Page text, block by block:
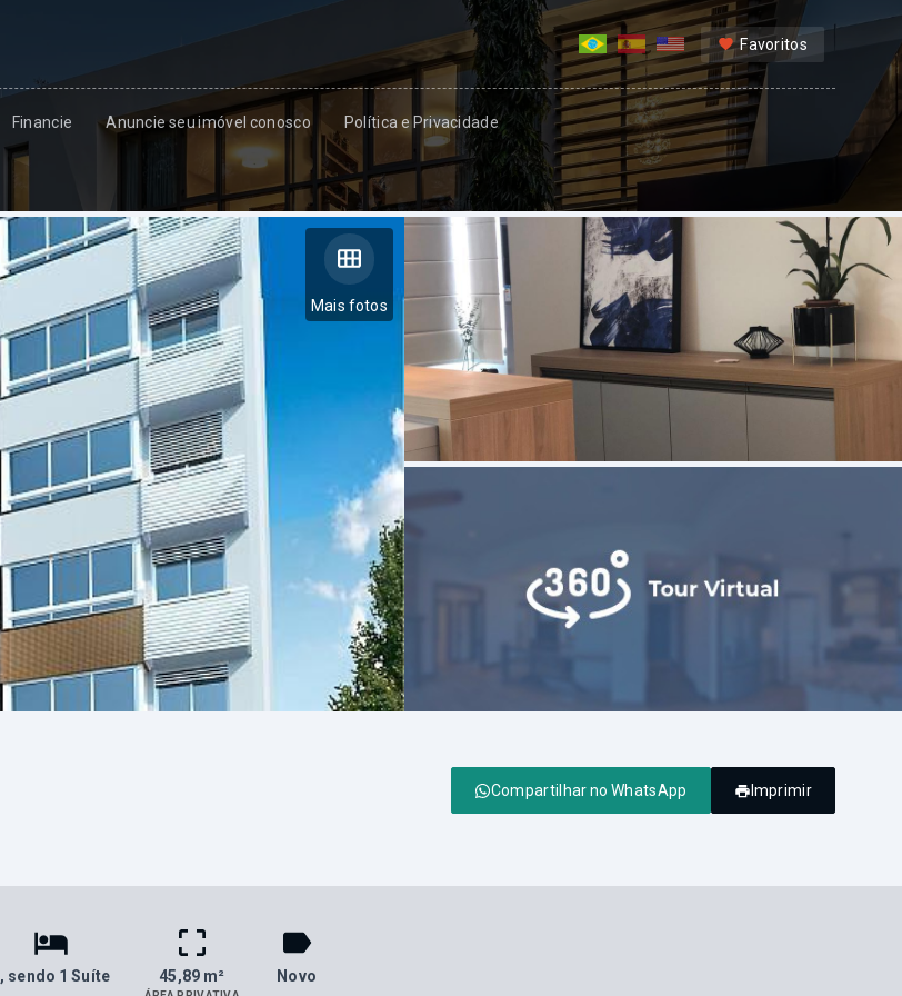
Favoritos
Financie Anuncie seu imóvel conosco Política e Privacidade
Mais fotos
Compartilhar no WhatsApp Imprimir
, sendo 1 Suíte 45,89 m² Novo